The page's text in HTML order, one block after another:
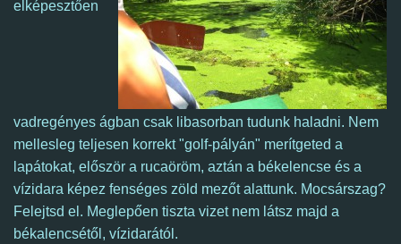
elképesztően
vadregényes ágban csak libasorban tudunk haladni. Nem
mellesleg teljesen korrekt "golf-pályán" merítgeted a
lapátokat, először a rucaöröm, aztán a békelencse és a
vízidara képez fenséges zöld mezőt alattunk. Mocsárszag?
Felejtsd el. Meglepően tiszta vizet nem látsz majd a
békalencsétől, vízidarától.